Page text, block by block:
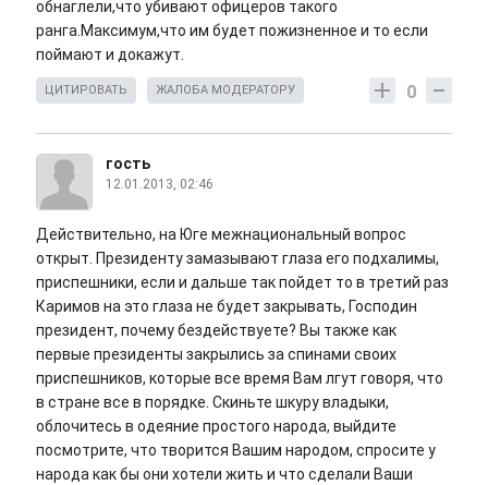
обнаглели,что убивают офицеров такого
ранга.Максимум,что им будет пожизненное и то если
поймают и докажут.
0
ЦИТИРОВАТЬ ЖАЛОБА МОДЕРАТОРУ
гость
12.01.2013, 02:46
Действительно, на Юге межнациональный вопрос
открыт. Президенту замазывают глаза его подхалимы,
приспешники, если и дальше так пойдет то в третий раз
Каримов на это глаза не будет закрывать, Господин
президент, почему бездействуете? Вы также как
первые президенты закрылись за спинами своих
приспешников, которые все время Вам лгут говоря, что
в стране все в порядке. Скиньте шкуру владыки,
облочитесь в одеяние простого народа, выйдите
посмотрите, что творится Вашим народом, спросите у
народа как бы они хотели жить и что сделали Ваши